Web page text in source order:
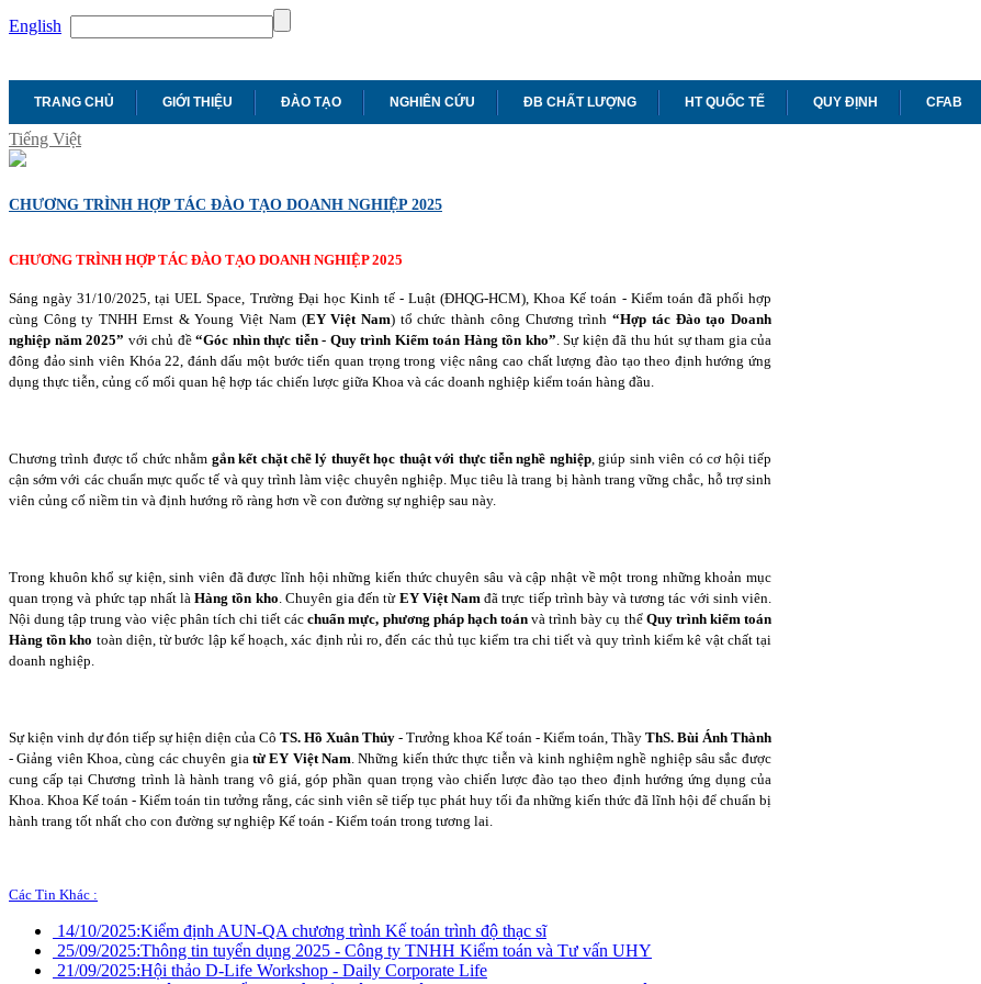
English
TRANG CHỦ GIỚI THIỆU ĐÀO TẠO NGHIÊN CỨU ĐB CHẤT LƯỢNG HT QUỐC TẾ QUY ĐỊNH CFAB
Tiếng Việt
CHƯƠNG TRÌNH HỢP TÁC ĐÀO TẠO DOANH NGHIỆP 2025
CHƯƠNG TRÌNH HỢP TÁC ĐÀO TẠO DOANH NGHIỆP 2025
Sáng ngày 31/10/2025, tại UEL Space, Trường Đại học Kinh tế - Luật (ĐHQG-HCM), Khoa Kế toán - Kiểm toán đã phối hợp
cùng Công ty TNHH Ernst & Young Việt Nam (EY Việt Nam) tổ chức thành công Chương trình“Hợp tác Đào tạo Doanh
nghiệp năm 2025” với chủ đề “Góc nhìn thực tiễn - Quy trình Kiểm toán Hàng tồn kho” . Sự kiện đã thu hút sự tham gia của
đông đảo sinh viên Khóa 22, đánh dấu một bước tiến quan trọng trong việc nâng cao chất lượng đào tạo theo định hướng ứng
dụng thực tiễn, củng cố mối quan hệ hợp tác chiến lược giữa Khoa và các doanh nghiệp kiểm toán hàng đầu.
Chương trình được tổ chức nhằm gắn kết chặt chẽ lý thuyết học thuật với thực tiễn nghề nghiệp, giúp sinh viên có cơ hội tiếp
cận sớm với các chuẩn mực quốc tế và quy trình làm việc chuyên nghiệp. Mục tiêu là trang bị hành trang vững chắc, hỗ trợ sinh
viên củng cố niềm tin và định hướng rõ ràng hơn về con đường sự nghiệp sau này.
Trong khuôn khổ sự kiện, sinh viên đã được lĩnh hội những kiến thức chuyên sâu và cập nhật về một trong những khoản mục
quan trọng và phức tạp nhất làHàng tồn kho . Chuyên gia đến từ EY Việt Nam đã trực tiếp trình bày và tương tác với sinh viên.
Nội dung tập trung vào việc phân tích chi tiết cácchuẩn mực, phương pháp hạch toánvà trình bày cụ thể Quy trình kiểm toán
Hàng tồn kho toàn diện, từ bước lập kế hoạch, xác định rủi ro, đến các thủ tục kiểm tra chi tiết và quy trình kiểm kê vật chất tại
doanh nghiệp.
Sự kiện vinh dự đón tiếp sự hiện diện của Cô TS. Hồ Xuân Thủy - Trưởng khoa Kế toán - Kiểm toán, Thầy ThS. Bùi Ánh Thành
- Giảng viên Khoa, cùng các chuyên gia từ EY Việt Nam . Những kiến thức thực tiễn và kinh nghiệm nghề nghiệp sâu sắc được
cung cấp tại Chương trình là hành trang vô giá, góp phần quan trọng vào chiến lược đào tạo theo định hướng ứng dụng của
Khoa. Khoa Kế toán - Kiểm toán tin tưởng rằng, các sinh viên sẽ tiếp tục phát huy tối đa những kiến thức đã lĩnh hội để chuẩn bị
hành trang tốt nhất cho con đường sự nghiệp Kế toán - Kiểm toán trong tương lai.
Các Tin Khác :
14/10/2025:Kiểm định AUN-QA chương trình Kế toán trình độ thạc sĩ
25/09/2025:Thông tin tuyển dụng 2025 - Công ty TNHH Kiểm toán và Tư vấn UHY
21/09/2025:Hội thảo D-Life Workshop - Daily Corporate Life